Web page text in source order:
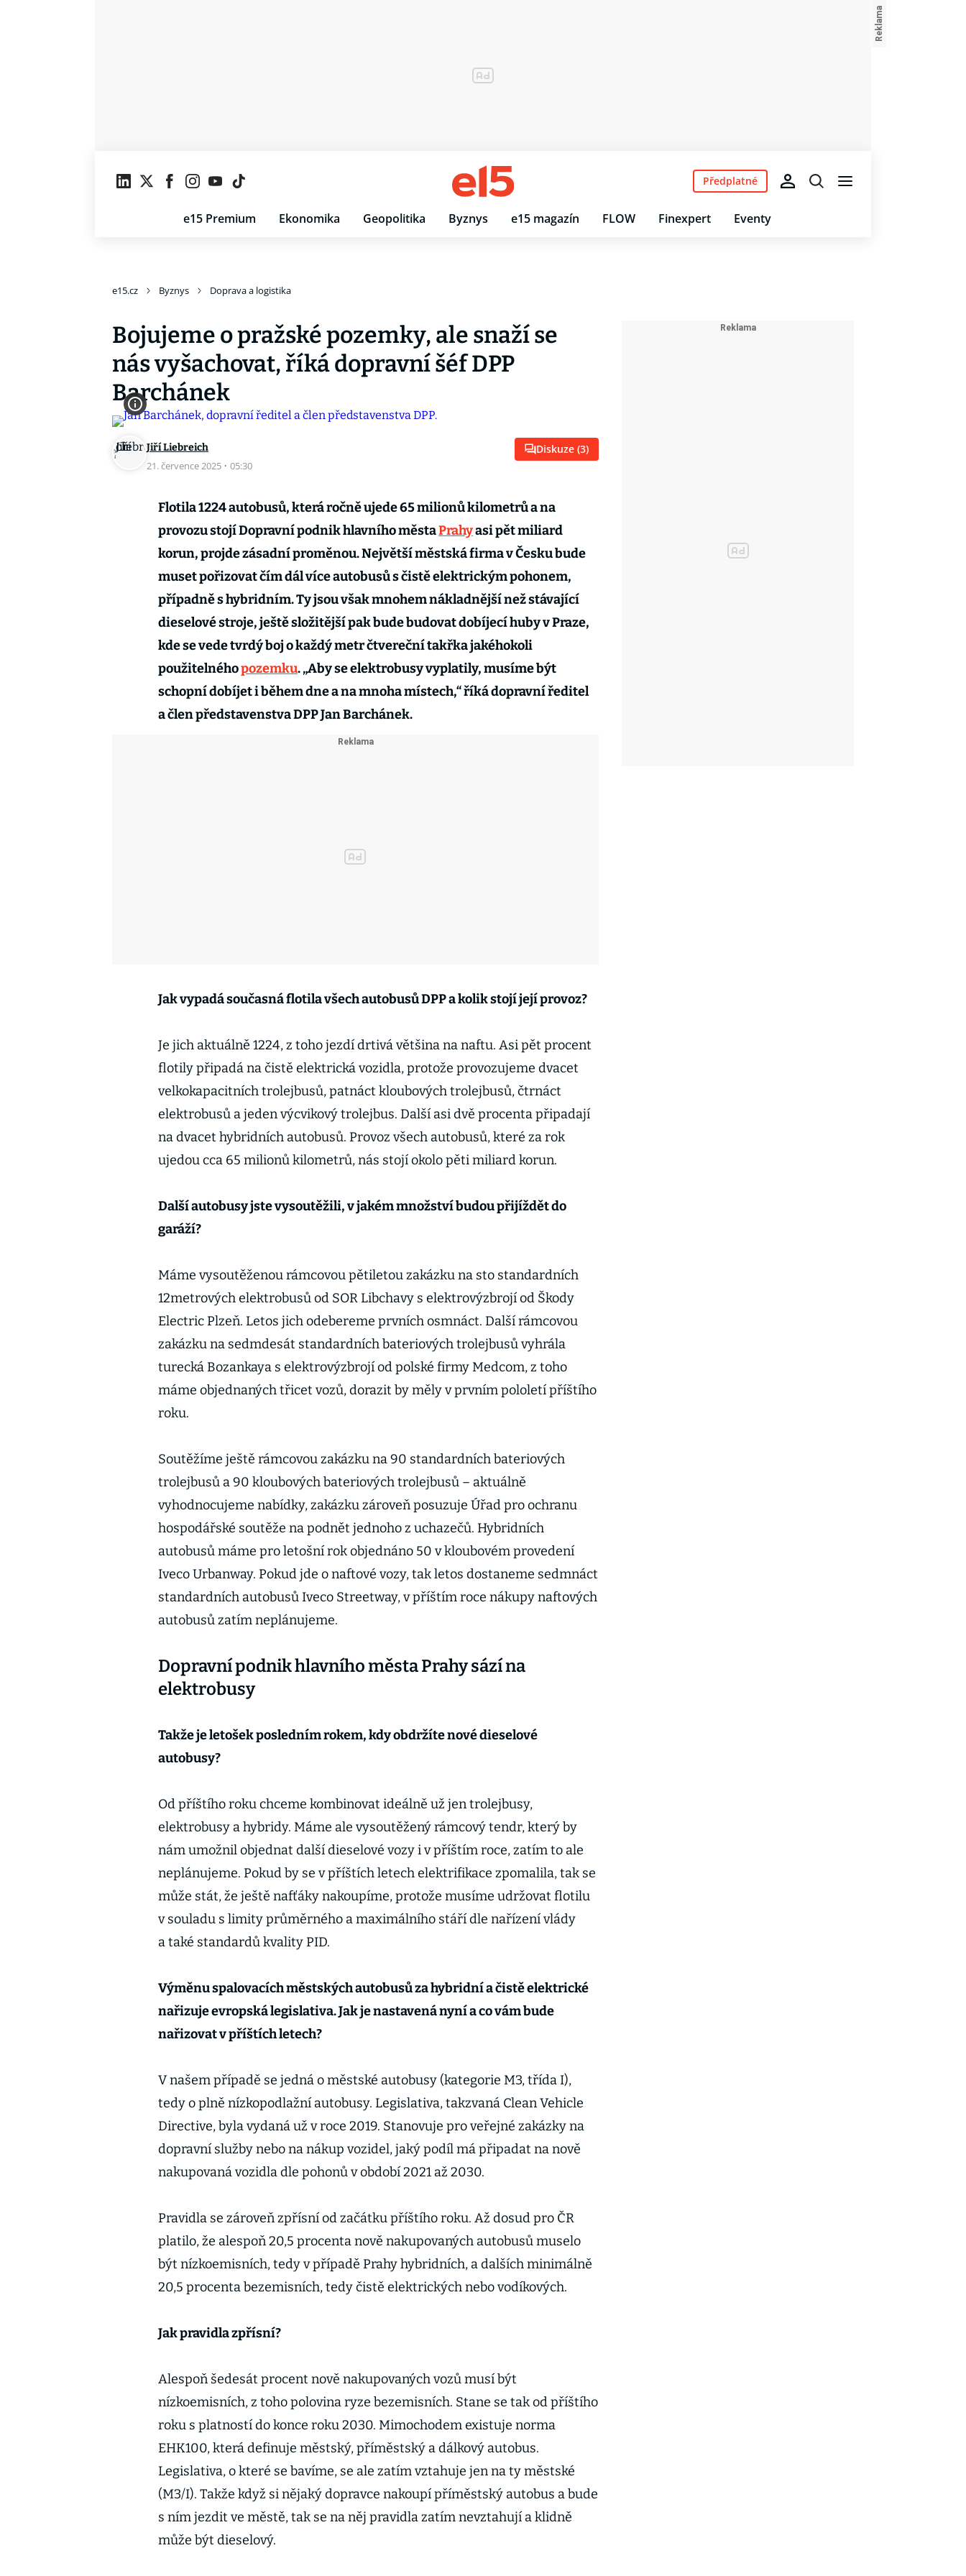
e15 Premium Ekonomika Geopolitika Byznys e15 magazín FLOW Finexpert Eventy
Předplatné
e15.cz Byznys Doprava a logistika
Bojujeme o pražské pozemky, ale snaží se
nás vyšachovat, říká dopravní šéf DPP
Barchánek
Jiří Liebreich
21. července 2025 · 05:30
Diskuze (3)
Flotila 1224 autobusů, která ročně ujede 65 milionů kilometrů a na
provozu stojí Dopravní podnik hlavního městaPrahyasi pět miliard
korun, projde zásadní proměnou. Největší městská firma v Česku bude
muset pořizovat čím dál více autobusů s čistě elektrickým pohonem,
případně s hybridním. Ty jsou však mnohem nákladnější než stávající
dieselové stroje, ještě složitější pak bude budovat dobíjecí huby v Praze,
kde se vede tvrdý boj o každý metr čtvereční takřka jakéhokoli
použitelnéhopozemku. „Aby se elektrobusy vyplatily, musíme být
schopní dobíjet i během dne a na mnoha místech,“ říká dopravní ředitel
a člen představenstva DPP Jan Barchánek.
Jak vypadá současná flotila všech autobusů DPP a kolik stojí její provoz?
Je jich aktuálně 1224, z toho jezdí drtivá většina na naftu. Asi pět procent
flotily připadá na čistě elektrická vozidla, protože provozujeme dvacet
velkokapacitních trolejbusů, patnáct kloubových trolejbusů, čtrnáct
elektrobusů a jeden výcvikový trolejbus. Další asi dvě procenta připadají
na dvacet hybridních autobusů. Provoz všech autobusů, které za rok
ujedou cca 65 milionů kilometrů, nás stojí okolo pěti miliard korun.
Další autobusy jste vysoutěžili, v jakém množství budou přijíždět do
garáží?
Máme vysoutěženou rámcovou pětiletou zakázku na sto standardních
12metrových elektrobusů od SOR Libchavy s elektrovýzbrojí od Škody
Electric Plzeň. Letos jich odebereme prvních osmnáct. Další rámcovou
zakázku na sedmdesát standardních bateriových trolejbusů vyhrála
turecká Bozankaya s elektrovýzbrojí od polské firmy Medcom, z toho
máme objednaných třicet vozů, dorazit by měly v prvním pololetí příštího
roku.
Soutěžíme ještě rámcovou zakázku na 90 standardních bateriových
trolejbusů a 90 kloubových bateriových trolejbusů – aktuálně
vyhodnocujeme nabídky, zakázku zároveň posuzuje Úřad pro ochranu
hospodářské soutěže na podnět jednoho z uchazečů. Hybridních
autobusů máme pro letošní rok objednáno 50 v kloubovém provedení
Iveco Urbanway. Pokud jde o naftové vozy, tak letos dostaneme sedmnáct
standardních autobusů Iveco Streetway, v příštím roce nákupy naftových
autobusů zatím neplánujeme.
Dopravní podnik hlavního města Prahy sází na
elektrobusy
Takže je letošek posledním rokem, kdy obdržíte nové dieselové
autobusy?
Od příštího roku chceme kombinovat ideálně už jen trolejbusy,
elektrobusy a hybridy. Máme ale vysoutěžený rámcový tendr, který by
nám umožnil objednat další dieselové vozy i v příštím roce, zatím to ale
neplánujeme. Pokud by se v příštích letech elektrifikace zpomalila, tak se
může stát, že ještě nafťáky nakoupíme, protože musíme udržovat flotilu
v souladu s limity průměrného a maximálního stáří dle nařízení vlády
a také standardů kvality PID.
Výměnu spalovacích městských autobusů za hybridní a čistě elektrické
nařizuje evropská legislativa. Jak je nastavená nyní a co vám bude
nařizovat v příštích letech?
V našem případě se jedná o městské autobusy (kategorie M3, třída I),
tedy o plně nízkopodlažní autobusy. Legislativa, takzvaná Clean Vehicle
Directive, byla vydaná už v roce 2019. Stanovuje pro veřejné zakázky na
dopravní služby nebo na nákup vozidel, jaký podíl má připadat na nově
nakupovaná vozidla dle pohonů v období 2021 až 2030.
Pravidla se zároveň zpřísní od začátku příštího roku. Až dosud pro ČR
platilo, že alespoň 20,5 procenta nově nakupovaných autobusů muselo
být nízkoemisních, tedy v případě Prahy hybridních, a dalších minimálně
20,5 procenta bezemisních, tedy čistě elektrických nebo vodíkových.
Jak pravidla zpřísní?
Alespoň šedesát procent nově nakupovaných vozů musí být
nízkoemisních, z toho polovina ryze bezemisních. Stane se tak od příštího
roku s platností do konce roku 2030. Mimochodem existuje norma
EHK100, která definuje městský, příměstský a dálkový autobus.
Legislativa, o které se bavíme, se ale zatím vztahuje jen na ty městské
(M3/I). Takže když si nějaký dopravce nakoupí příměstský autobus a bude
s ním jezdit ve městě, tak se na něj pravidla zatím nevztahují a klidně
může být dieselový.